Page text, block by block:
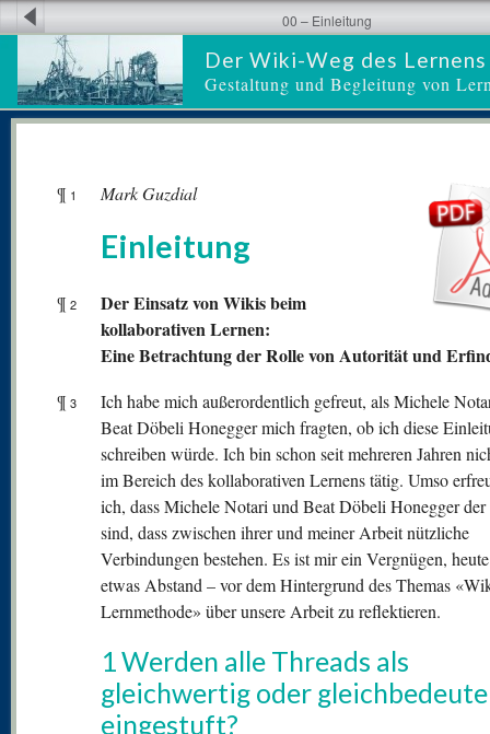
Der Wiki-Weg des Lernens
Gestaltung und Begleitung von
00 – Einleitung
¶ 1 Mark Guzdial
Einleitung
¶ 2
Der Einsatz von Wikis beim
kollaborativen Lernen:
Eine Betrachtung der Rolle von Autorität und
¶ 3
Ich habe mich außerordentlich gefreut, als Michele
Beat Döbeli Honegger mich fragten, ob ich diese
schreiben würde. Ich bin schon seit mehreren Jahren
im Bereich des kollaborativen Lernens tätig. Umso
ich, dass Michele Notari und Beat Döbeli Honegger
sind, dass zwischen ihrer und meiner Arbeit nützliche
Verbindungen bestehen. Es ist mir ein Vergnügen,
etwas Abstand – vor dem Hintergrund des Themas
Lernmethode» über unsere Arbeit zu reflektieren.
1 Werden alle Threads als
gleichwertig oder
eingestuft?